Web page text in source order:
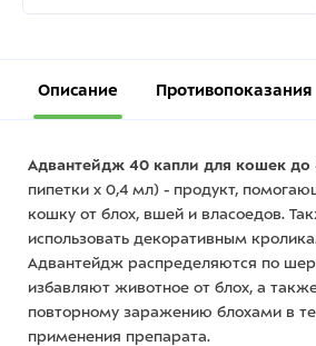
Описание Противопоказания
Адвантейдж 40 капли для кошек до
пипетки х 0,4 мл) - продукт,
кошку от блох, вшей и власоедов.
использовать декоративным
Адвантейдж распределяются по
избавляют животное от блох, а
повторному заражению блохами в
применения препарата.